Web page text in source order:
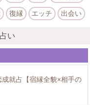
復縁 エッチ 出会い
い
就占【宿縁全貌×相手の